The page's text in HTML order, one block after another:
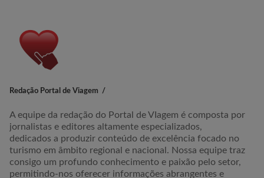
Redação Portal de Viagem
A equipe da redação do Portal de VIagem é composta por
jornalistas e editores altamente especializados,
dedicados a produzir conteúdo de excelência focado no
turismo em âmbito regional e nacional. Nossa equipe traz
consigo um profundo conhecimento e paixão pelo setor,
permitindo-nos oferecer informações abrangentes e